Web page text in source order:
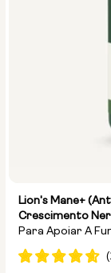
Lion's Mane+
Crescimento
Para Apoiar A
Mental